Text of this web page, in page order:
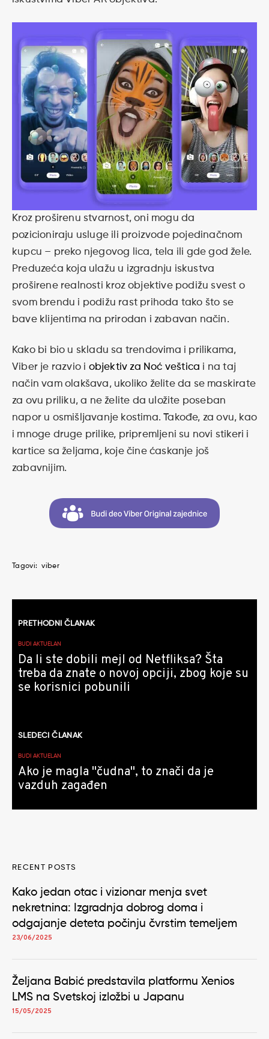
Kroz proširenu stvarnost, oni mogu da
pozicioniraju usluge ili proizvode pojedinačnom
kupcu – preko njegovog lica, tela ili gde god žele.
Preduzeća koja ulažu u izgradnju iskustva
proširene realnosti kroz objektive podižu svest o
svom brendu i podižu rast prihoda tako što se
bave klijentima na prirodan i zabavan način.
Kako bi bio u skladu sa trendovima i prilikama,
Viber je razvio i objektiv za Noć veštica i na taj
način vam olakšava, ukoliko želite da se maskirate
za ovu priliku, a ne želite da uložite poseban
napor u osmišljavanje kostima. Takođe, za ovu, kao
i mnoge druge prilike, pripremljeni su novi stikeri i
kartice sa željama, koje čine ćaskanje još
zabavnijim.
Tagovi: viber
članaka
PRETHODNI ČLANAK
BUDI AKTUELAN
Da li ste dobili mejl od Netfliksa? Šta
treba da znate o novoj opciji, zbog koje su
se korisnici pobunili
SLEDEĆI ČLANAK
BUDI AKTUELAN
Ako je magla "čudna", to znači da je
vazduh zagađen
RECENT POSTS
Kako jedan otac i vizionar menja svet
nekretnina: Izgradnja dobrog doma i
odgajanje deteta počinju čvrstim temeljem
23/06/2025
Željana Babić predstavila platformu Xenios
LMS na Svetskoj izložbi u Japanu
15/05/2025